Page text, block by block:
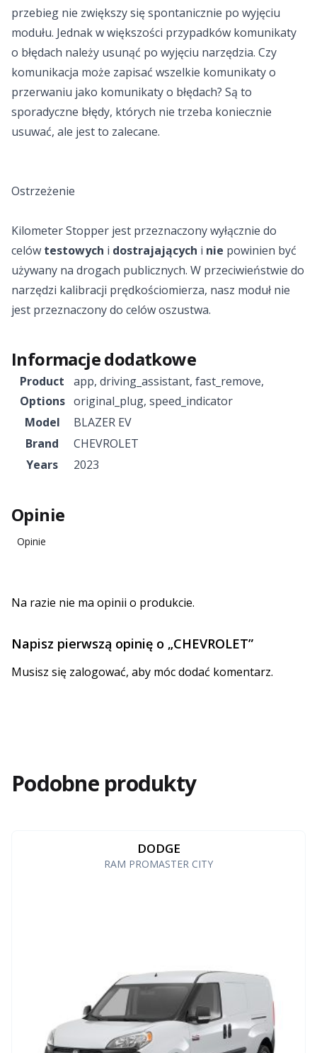
przebieg nie zwiększy się spontanicznie po wyjęciu
modułu. Jednak w większości przypadków komunikaty
o błędach należy usunąć po wyjęciu narzędzia. Czy
komunikacja może zapisać wszelkie komunikaty o
przerwaniu jako komunikaty o błędach? Są to
sporadyczne błędy, których nie trzeba koniecznie
usuwać, ale jest to zalecane.
Ostrzeżenie
Kilometer Stopper jest przeznaczony wyłącznie do
celów testowych i dostrajających i nie powinien być
używany na drogach publicznych. W przeciwieństwie do
narzędzi kalibracji prędkościomierza, nasz moduł nie
jest przeznaczony do celów oszustwa.
Informacje dodatkowe
Product
Options
app, driving_assistant, fast_remove,
original_plug, speed_indicator
Model
BLAZER EV
Brand
CHEVROLET
Years
2023
Opinie
Opinie
Na razie nie ma opinii o produkcie.
Napisz pierwszą opinię o „CHEVROLET”
Musisz się zalogować, aby móc dodać komentarz.
Podobne produkty
DODGE
RAM PROMASTER CITY